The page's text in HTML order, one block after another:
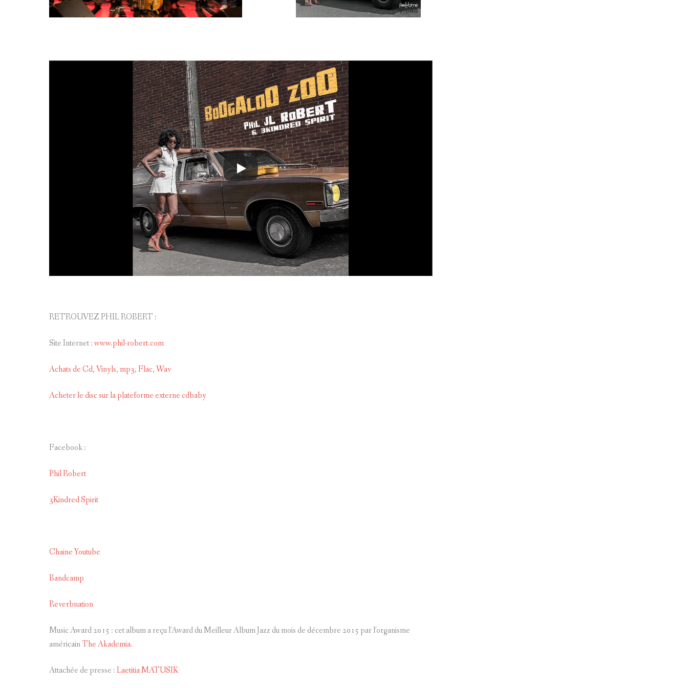
RETROUVEZ PHIL ROBERT :
Site Internet :www.phil-robert.com
Achats de Cd, Vinyls, mp3, Flac, Wav
Acheter le disc sur la plateforme externe cdbaby
Facebook :
Phil Robert
3Kindred Spirit
Chaine Youtube
Bandcamp
Reverbnation
Music Award 2015 : cet album a reçu l’Award du Meilleur Album Jazz du mois de décembre 2015 par l’organisme
américainThe Akademia.
Attachée de presse :Laetitia MATUSIK